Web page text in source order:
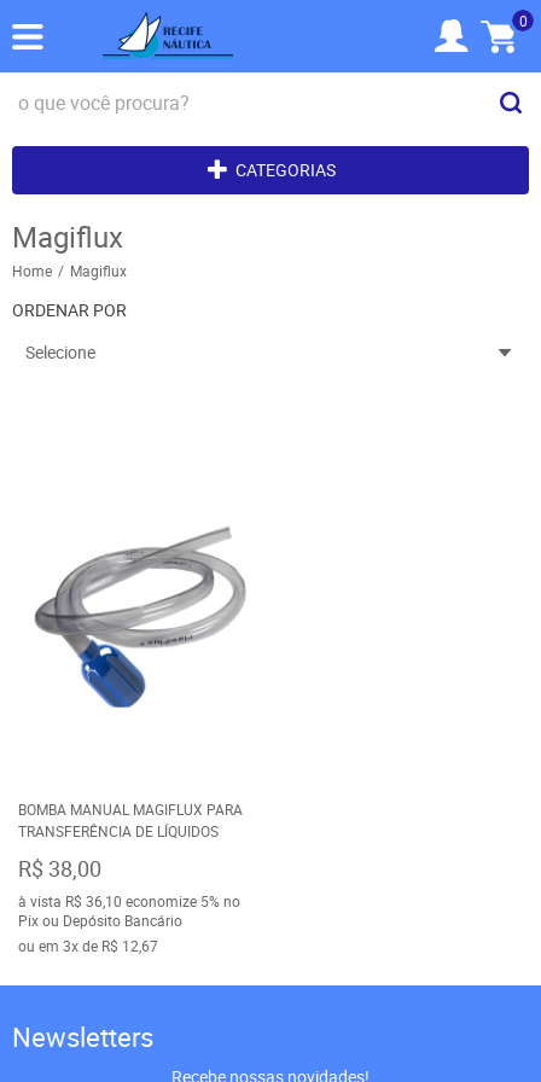
0
CATEGORIAS
Magiflux
Home Magiflux
ORDENAR POR
Selecione
BOMBA MANUAL MAGIFLUX PARA
TRANSFERÊNCIA DE LÍQUIDOS
R$ 38,00
à vista R$ 36,10 economize 5%no
Pix ou Depósito Bancário
ou em 3xde R$ 12,67
Newsletters
Recebe nossas novidades!